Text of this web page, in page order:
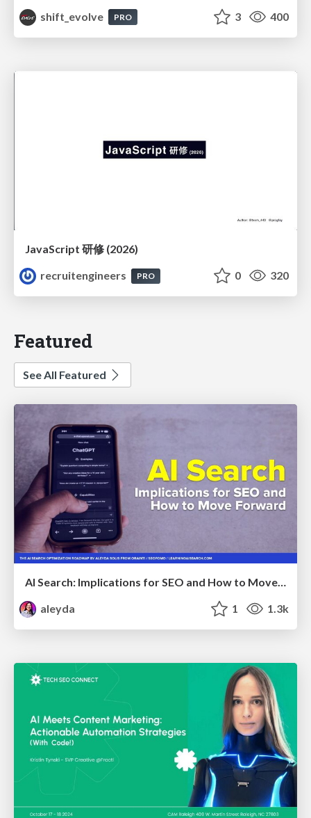
shift_evolve
PRO 3 400
JavaScript 研修 (2026)
recruitengineers
PRO 0 320
Featured
See All Featured
AI Search: Implications for SEO and How to Move Forward - #ShenzhenSEOConference
aleyda
1 1.3k